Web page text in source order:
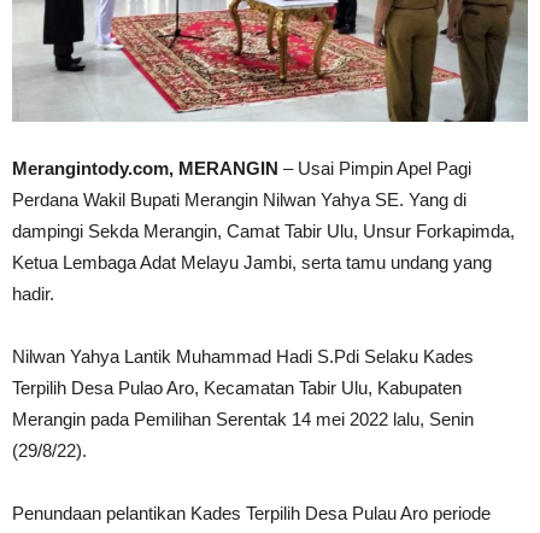
Merangintody.com, MERANGIN – Usai Pimpin Apel Pagi
Perdana Wakil Bupati Merangin Nilwan Yahya SE. Yang di
dampingi Sekda Merangin, Camat Tabir Ulu, Unsur Forkapimda,
Ketua Lembaga Adat Melayu Jambi, serta tamu undang yang
hadir.
Nilwan Yahya Lantik Muhammad Hadi S.Pdi Selaku Kades
Terpilih Desa Pulao Aro, Kecamatan Tabir Ulu, Kabupaten
Merangin pada Pemilihan Serentak 14 mei 2022 lalu, Senin
(29/8/22).
Penundaan pelantikan Kades Terpilih Desa Pulau Aro periode